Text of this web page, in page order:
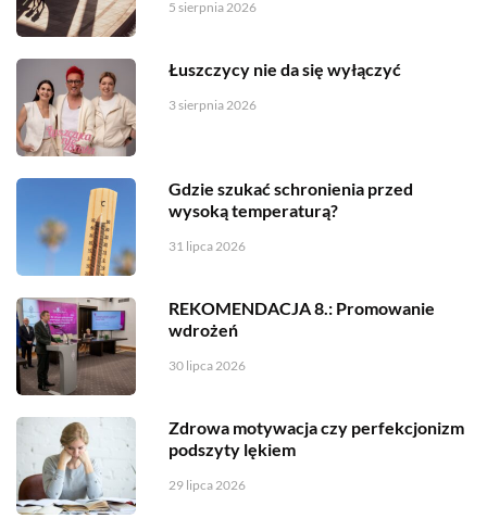
5 sierpnia 2026
Łuszczycy nie da się wyłączyć
3 sierpnia 2026
Gdzie szukać schronienia przed
wysoką temperaturą?
31 lipca 2026
REKOMENDACJA 8.: Promowanie
wdrożeń
30 lipca 2026
Zdrowa motywacja czy perfekcjonizm
podszyty lękiem
29 lipca 2026